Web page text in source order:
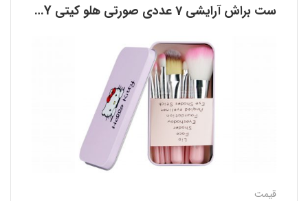
ست براش آرایشی 7 عددی صورتی هلو کیتی HELLO KITTY
قیمت